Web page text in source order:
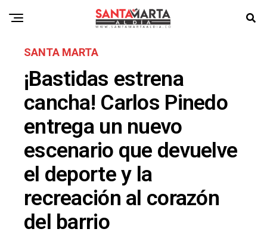
SANTA MARTA
¡Bastidas estrena
cancha! Carlos Pinedo
entrega un nuevo
escenario que devuelve
el deporte y la
recreación al corazón
del barrio